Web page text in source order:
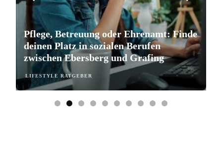
LIFESTYLE RATGEBER
Pflege, Betreuung oder Ehrenamt: Finde
deinen Platz in sozialen Berufen
zwischen Ebersberg und Grafing